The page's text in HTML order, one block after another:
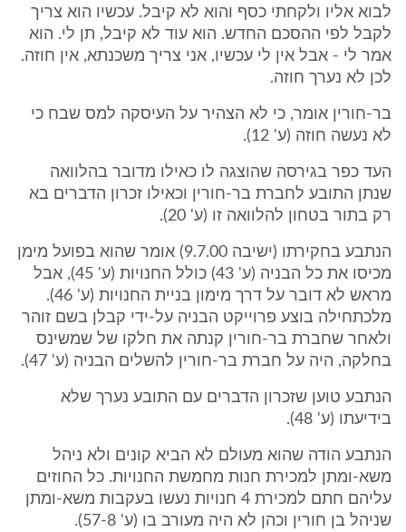
לבוא אליו ולקחתי כסף והוא לא קיבל. עכשיו הוא צריך
לקבל לפי ההסכם החדש. הוא עוד לא קיבל, תן לי. הוא
אמר לי - אבל אין לי עכשיו, אני צריך משכנתא, אין חוזה.
לכן לא נערך חוזה.
בר-חורין אומר, כי לא הצהיר על העיסקה למס שבח כי
לא נעשה חוזה (ע' 12).
העד כפר בגירסה שהוצגה לו כאילו מדובר בהלוואה
שנתן התובע לחברת בר-חורין וכאילו זכרון הדברים בא
רק בתור בטחון להלוואה זו (ע' 20).
הנתבע בחקירתו (ישיבה 9.7.00) אומר שהוא בפועל מימן
מכיסו את כל הבניה (ע' 43) כולל החנויות (ע' 45), אבל
מראש לא דובר על דרך מימון בניית החנויות (ע' 46).
מלכתחילה בוצע פרוייקט הבניה על-ידי קבלן בשם זוהר
ולאחר שחברת בר-חורין קנתה את חלקו של שמשינס
בחלקה, היה על חברת בר-חורין להשלים הבניה (ע' 47).
הנתבע טוען שזכרון הדברים עם התובע נערך שלא
בידיעתו (ע' 48).
הנתבע הודה שהוא מעולם לא הביא קונים ולא ניהל
משא-ומתן למכירת חנות מחמשת החנויות. כל החוזים
עליהם חתם למכירת 4 חנויות נעשו בעקבות משא-ומתן
שניהל בן חורין וכהן לא היה מעורב בו (ע' 57-8).